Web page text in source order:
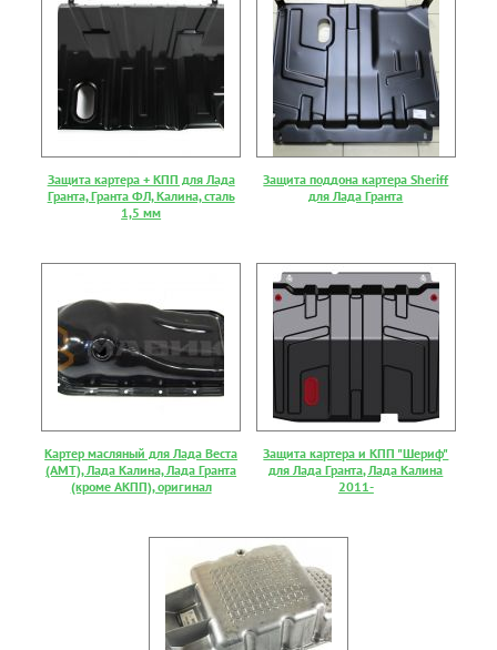
Защита картера + КПП для Лада
Гранта, Гранта ФЛ, Калина, сталь
1,5 мм
Защита поддона картера Sheriff
для Лада Гранта
Картер масляный для Лада Веста
(АМТ), Лада Калина, Лада Гранта
(кроме АКПП), оригинал
Защита картера и КПП "Шериф"
для Лада Гранта, Лада Калина
2011-